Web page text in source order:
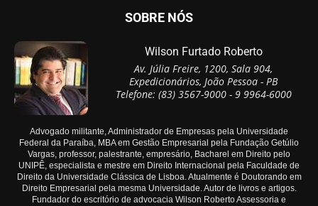
SOBRE NÓS
Wilson Furtado Roberto
Av. Júlia Freire, 1200, Sala 904,
Expedicionários, João Pessoa - PB
Telefone: (83) 3567-9000 - 9 9964-6000
Advogado militante, Administrador de Empresas pela Universidade
Federal da Paraíba, MBA em Gestão Empresarial pela Fundação Getúlio
Vargas, professor, palestrante, empresário, Bacharel em Direito pelo
UNIPÊ, especialista e mestre em Direito Internacional pela Faculdade de
Direito da Universidade Clássica de Lisboa. Atualmente é Doutorando em
Direito Empresarial pela mesma Universidade. Autor de livros e artigos.
Fundador do escritório de advocacia Wilson Roberto Assessoria e